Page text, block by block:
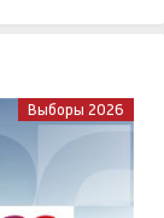
Выборы 2026